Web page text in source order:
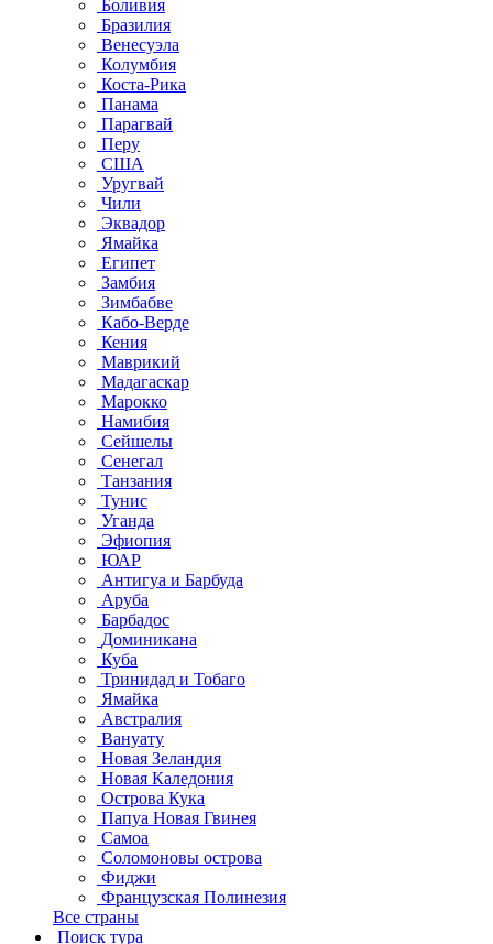
Боливия
Бразилия
Венесуэла
Колумбия
Коста-Рика
Панама
Парагвай
Перу
США
Уругвай
Чили
Эквадор
Ямайка
Египет
Замбия
Зимбабве
Кабо-Верде
Кения
Маврикий
Мадагаскар
Марокко
Намибия
Сейшелы
Сенегал
Танзания
Тунис
Уганда
Эфиопия
ЮАР
Антигуа и Барбуда
Аруба
Барбадос
Доминикана
Куба
Тринидад и Тобаго
Ямайка
Австралия
Вануату
Новая Зеландия
Новая Каледония
Острова Кука
Папуа Новая Гвинея
Самоа
Соломоновы острова
Фиджи
Французская Полинезия
Все страны
Поиск тура